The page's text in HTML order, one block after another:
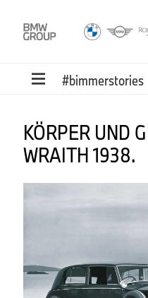
#bimmerstories
KÖRPER UND
WRAITH 1938.